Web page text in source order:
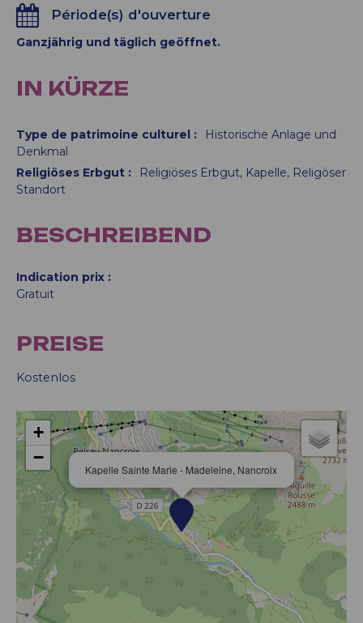
Période(s) d'ouverture
Ganzjährig und täglich geöffnet.
IN KÜRZE
Type de patrimoine culturel :
Historische Anlage und
Denkmal
Religiöses Erbgut : Religiöses Erbgut Kapelle Religöser
Standort
BESCHREIBEND
Indication prix
Gratuit
PREISE
Kostenlos
Kapelle Sainte Marie - Madeleine, Nancroix
+
−